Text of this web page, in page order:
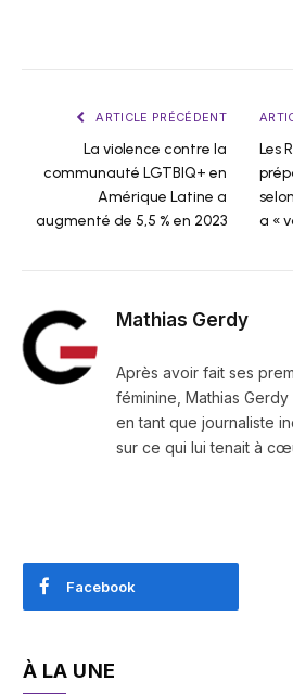
ARTICLE PRÉCÉDENT
La violence contre la
communauté LGTBIQ+ en
Amérique Latine a
augmenté de 5,5 % en 2023
Les
a «
Mathias Gerdy
Après avoir fait ses
féminine, Mathias
en tant que journaliste
sur ce qui lui tenait à
Facebook
À LA UNE